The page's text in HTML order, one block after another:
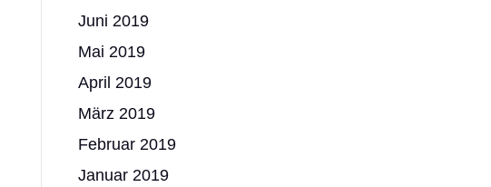
Juni 2019
Mai 2019
April 2019
März 2019
Februar 2019
Januar 2019